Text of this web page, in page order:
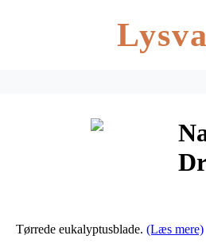
–
Tørrede eukalyptusblade. (Læs mere)